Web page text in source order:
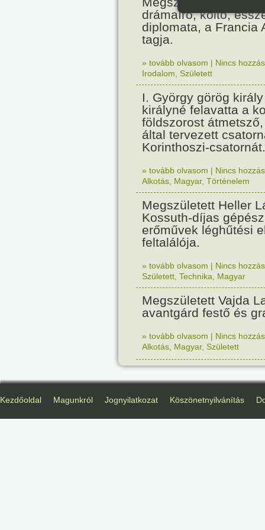
drámaíró, költő,
diplomata, a Francia
tagja.
» tovább olvasom | Nincs
Irodalom Született
I. György görög
királyné felavatta a
földszorost
által tervezett
Korinthoszi-csatornát.
» tovább olvasom | Nincs
Alkotás Magyar, Történelem
Megszületett Heller
Kossuth-díjas
erőművek léghűtési
feltalálója.
» tovább olvasom | Nincs
Született Technika Magyar
Megszületett Vajda
avantgárd festő és
» tovább olvasom | Nincs
Alkotás Magyar, Született
Kezdőoldal Magunkról Jognyilatkozat Köszönetnyilvánítás